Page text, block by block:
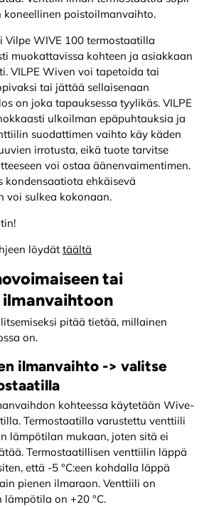
koneellinen poistoilmanvaihto.
Vilpe WIVE 100 termostaatilla
muokattavissa kohteen ja asiakkaan
VILPE Wiven voi tapetoida tai
tai jättää sellaisenaan
on joka tapauksessa tyylikäs. VILPE
ulkoilman epäpuhtauksia ja
suodattimen vaihto käy käden
irrotusta, eikä tuote tarvitse
voi ostaa äänenvaimentimen.
kondensaatiota ehkäisevä
voi sulkea kokonaan.
löydät täältä
tai
ilmanvaihtoon
pitää tietää, millainen
on.
ilmanvaihto -> valitse
kohteessa käytetään Wive-
Termostaatilla varustettu venttiili
lämpötilan mukaan, joten sitä ei
Termostaatillisen venttiilin läppä
että -5 °C:een kohdalla läppä
pienen ilmaraon. Venttiili on
on +20 °C.